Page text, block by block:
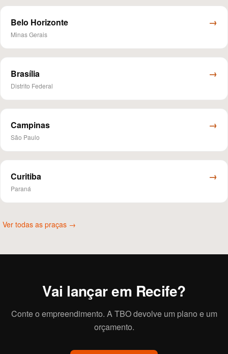
Belo Horizonte
Minas Gerais
→
Brasília
Distrito Federal
→
Campinas
São Paulo
→
Curitiba
Paraná
→
Ver todas as praças →
Vai lançar em Recife?
Conte o empreendimento. A TBO devolve um plano e um
orçamento.